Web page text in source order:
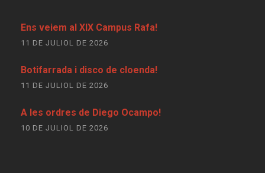
Ens veiem al XIX Campus Rafa!
11 DE JULIOL DE 2026
Botifarrada i disco de cloenda!
11 DE JULIOL DE 2026
A les ordres de Diego Ocampo!
10 DE JULIOL DE 2026